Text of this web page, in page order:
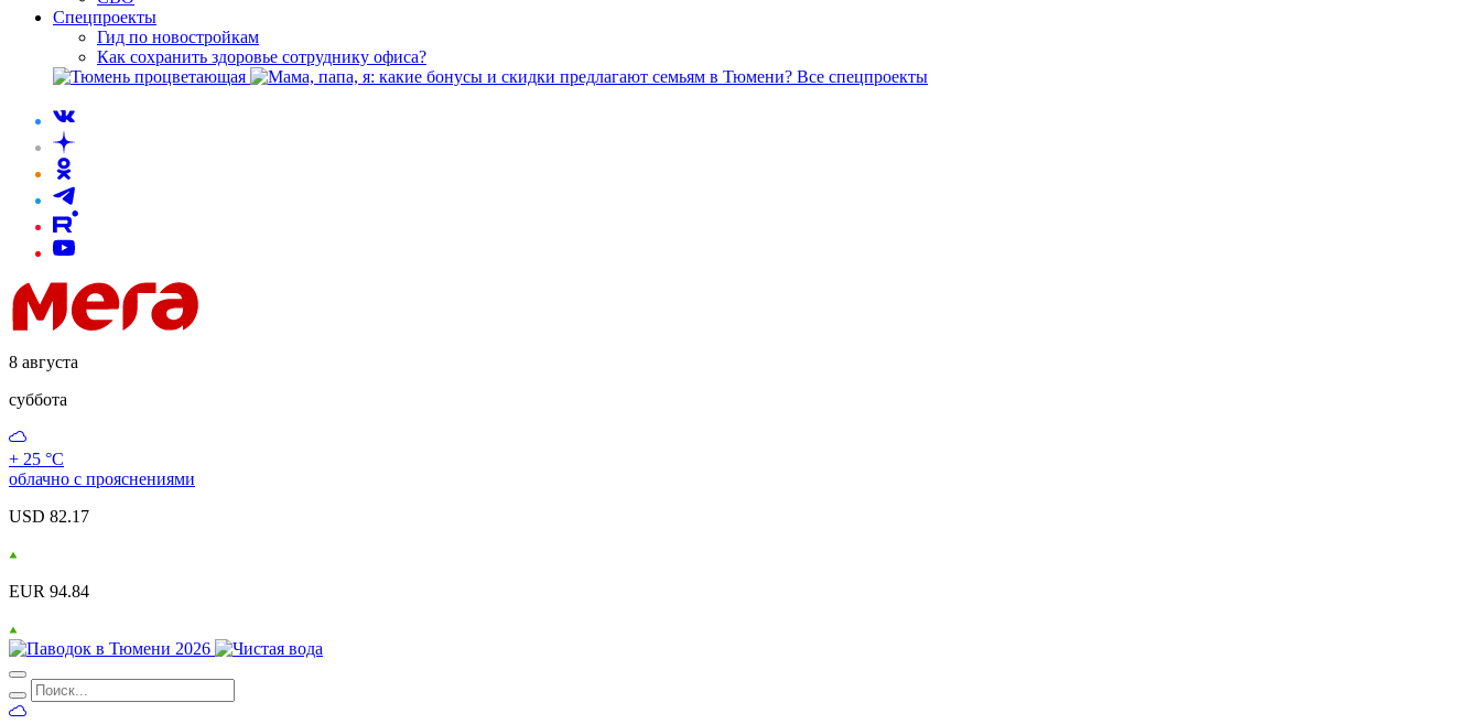
Спецпроекты
Гид по новостройкам
Как сохранить здоровье сотруднику офиса?
Все спецпроекты
8 августа
суббота
+ 25 °С
облачно с прояснениями
USD 82.17
EUR 94.84